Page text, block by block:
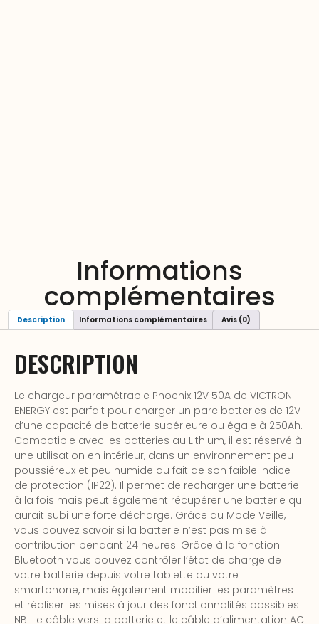
Informations
complémentaires
Description Informations complémentaires Avis (0)
DESCRIPTION
Le chargeur paramétrable Phoenix 12V 50A de VICTRON
ENERGY est parfait pour charger un parc batteries de 12V
d’une capacité de batterie supérieure ou égale à 250Ah.
Compatible avec les batteries au Lithium, il est réservé à
une utilisation en intérieur, dans un environnement peu
poussiéreux et peu humide du fait de son faible indice
de protection (IP22). Il permet de recharger une batterie
à la fois mais peut également récupérer une batterie qui
aurait subi une forte décharge. Grâce au Mode Veille,
vous pouvez savoir si la batterie n’est pas mise à
contribution pendant 24 heures. Grâce à la fonction
Bluetooth vous pouvez contrôler l’état de charge de
votre batterie depuis votre tablette ou votre
smartphone, mais également modifier les paramètres
et réaliser les mises à jour des fonctionnalités possibles.
NB :Le câble vers la batterie et le câble d’alimentation AC